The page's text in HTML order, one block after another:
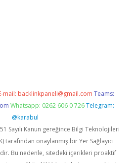
mail: backlinkpaneli@gmail.com Teams:
Whatsapp: 0262 606 0 726 Telegram:
@karabul
Sayılı Kanun gereğince Bilgi Teknolojileri
tarafından onaylanmış bir Yer Sağlayıcı
Bu nedenle, sitedeki içerikleri proaktif